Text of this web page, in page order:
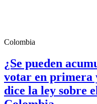
Colombia
¿Se pueden
votar en primera
dice la ley sobre